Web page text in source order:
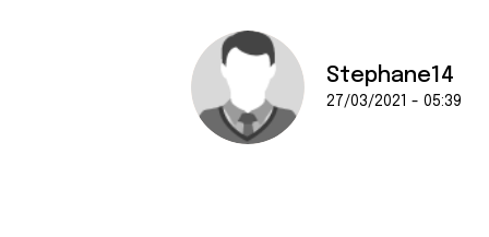
Stephane14
27/03/2021 - 05:39